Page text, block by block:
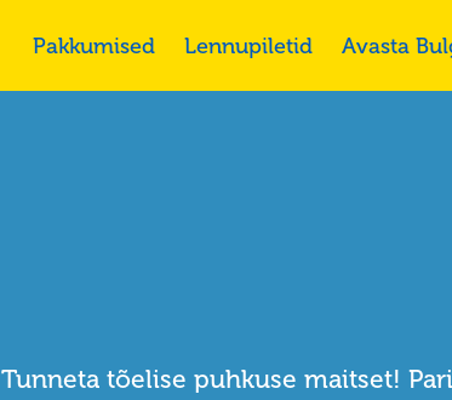
Pakkumised Lennupiletid Avasta
Tunneta tõelise puhkuse maitset!